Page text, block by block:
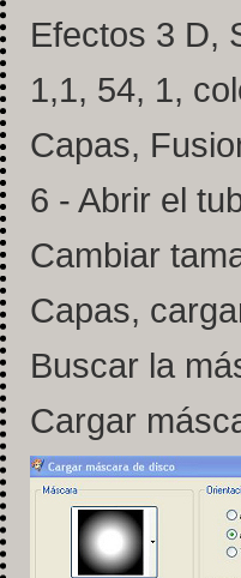
Efectos 3 D,
1,1, 54, 1,
Capas,
6 - Abrir el
Cambiar
Capas,
Buscar la
Cargar